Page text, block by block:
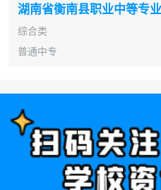
湖南省衡南县职业中等专
综合类
普通中专